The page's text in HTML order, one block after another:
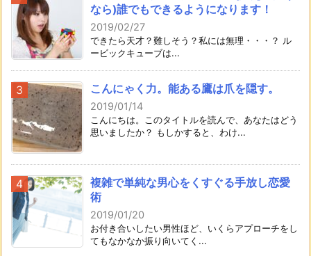
なら)誰でもできるようになります！
2019/02/27
できたら天才？難しそう？私には無理・・・？ ル
ービックキューブは...
こんにゃく力。能ある鷹は爪を隠す。
2019/01/14
こんにちは。このタイトルを読んで、あなたはどう
思いましたか？ もしかすると、わけ...
複雑で単純な男心をくすぐる手放し恋愛
術
2019/01/20
お付き合いしたい男性ほど、いくらアプローチをし
てもなかなか振り向いてく...